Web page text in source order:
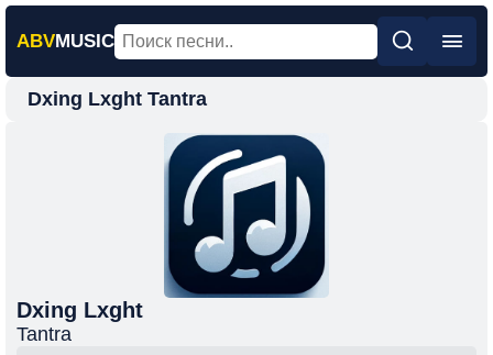
ABVMUSIC
Главная
Шансон
Фонк
Dxing Lxght Tantra
Dxing Lxght
Tantra